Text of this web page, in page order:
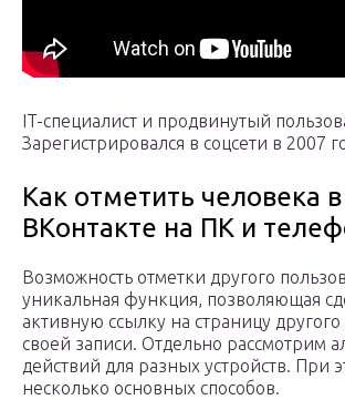
IT-специалист и продвинутый
Зарегистрировался в соцсети в 2007
Как отметить человека в
ВКонтакте на ПК и
Возможность отметки другого
уникальная функция, позволяющая
активную ссылку на страницу
своей записи. Отдельно рассмотрим
действий для разных устройств. При
несколько основных способов.